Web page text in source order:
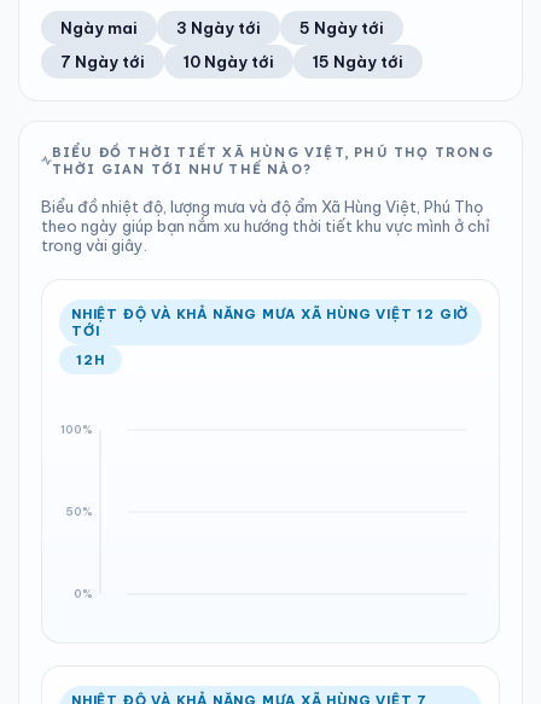
24°C 100%
Khả năng mưa
2.86 mm
Tổng cả ngày
999 hPa
Bình thường
11
Chỉ số UV
Tốt
Ước lượng
24°C
Ổn định
74%
Khả năng mưa
Trung bình ngày Tốc độ gió
TIA UV TẦM NHÌN
LƯỢNG MƯA
1.05 mm
Tổng cả ngày
ÁP SUẤT
998 hPa
Bình thường
Ổn định Khả năng mưa
Ngày mai 3 Ngày tới
5 Ngày tới
7 Ngày tới
10 Ngày tới 15 Ngày tới
BIỂU ĐỒ THỜI TIẾT XÃ HÙNG VIỆT, PHÚ THỌ TRONG
THỜI GIAN TỚI NHƯ THẾ NÀO?
Biểu đồ nhiệt độ, lượng mưa và độ ẩm Xã Hùng Việt, Phú Thọ
theo ngày giúp bạn nắm xu hướng thời tiết khu vực mình ở chỉ
trong vài giây.
NHIỆT ĐỘ VÀ KHẢ NĂNG MƯA XÃ HÙNG VIỆT 12 GIỜ
TỚI
12H
NHIỆT ĐỘ VÀ KHẢ NĂNG MƯA XÃ HÙNG VIỆT 7